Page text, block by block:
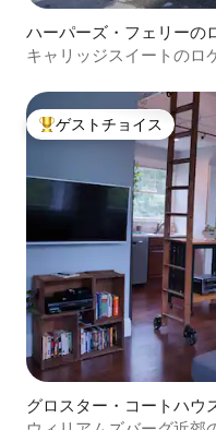
ハーパーズ・フェリーの
キャリッジスイートのロ
大好評のゲストチョイス
ゲストチョイス
グロスター・コートハウ